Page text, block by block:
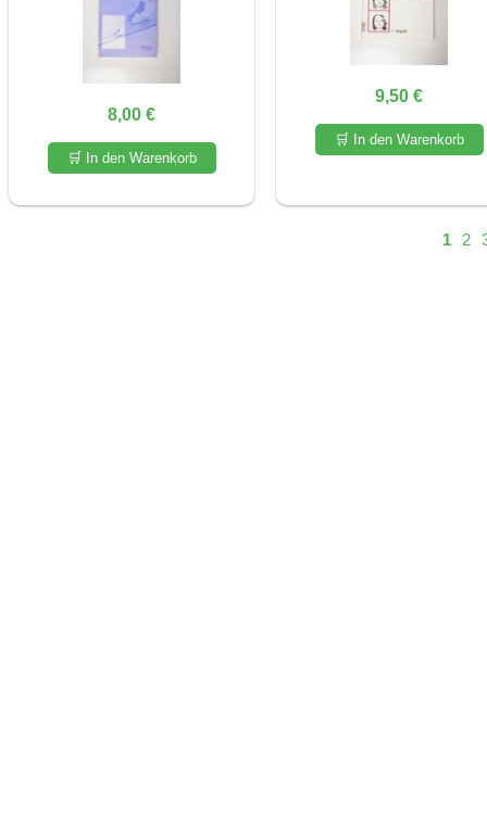
8,00 €
🛒 In den Warenkorb
9,50 €
🛒 In den Warenkorb
1 2